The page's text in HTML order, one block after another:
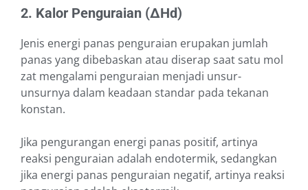
2. Kalor Penguraian (∆Hd)
Jenis energi panas penguraian erupakan jumlah
panas yang dibebaskan atau diserap saat satu mol
zat mengalami penguraian menjadi unsur-
unsurnya dalam keadaan standar pada tekanan
konstan.
Jika pengurangan energi panas positif, artinya
reaksi penguraian adalah endotermik, sedangkan
jika energi panas penguraian negatif, artinya reaksi